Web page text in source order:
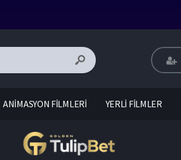
ANİMASYON FİLMLERİ YERLİ FİLMLER